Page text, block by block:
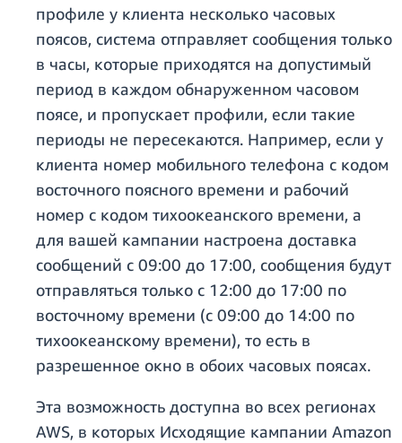
профиле у клиента несколько часовых
поясов, система отправляет сообщения только
в часы, которые приходятся на допустимый
период в каждом обнаруженном часовом
поясе, и пропускает профили, если такие
периоды не пересекаются. Например, если у
клиента номер мобильного телефона с кодом
восточного поясного времени и рабочий
номер с кодом тихоокеанского времени, а
для вашей кампании настроена доставка
сообщений с 09:00 до 17:00, сообщения будут
отправляться только с 12:00 до 17:00 по
восточному времени (с 09:00 до 14:00 по
тихоокеанскому времени), то есть в
разрешенное окно в обоих часовых поясах.
Эта возможность доступна во всех регионах
AWS, в которых Исходящие кампании Amazon